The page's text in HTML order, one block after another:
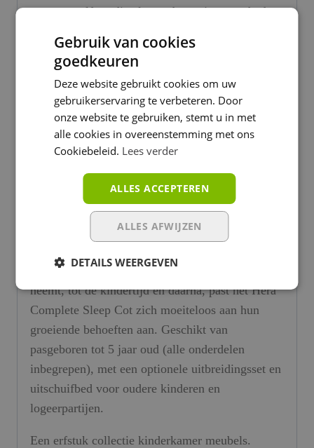
naar zelfstandig slapen, bouw je peuterbed
tot 5 jaar.
ALS HET LEVEN ZICH
ONTVOUWT, OOK GAIA BABY
Markeer het begin van de reis van je baby met
een prachtig echt houten babybedje. Het Gaia
Hera babybed maakt deel uit van een tijdloze,
erfstukcollectie en is ontworpen om met je gezin
te leven en te groeien, tijdens al je meest
waardevolle momenten.
Vanaf het moment dat je je kleintje mee naar huis
neemt, tot de kindertijd en daarna, past het Hera
Complete Sleep Cot zich moeiteloos aan hun
groeiende behoeften aan. Geschikt van
pasgeboren tot 5 jaar oud (alle onderdelen
inbegrepen), met een optionele uitbreidingsset en
uitschuifbed voor oudere kinderen en
logeerpartijen.
Een erfstuk collectie kinderkamer meubels.
Gebruik van cookies
goedkeuren
Deze website gebruikt cookies om uw
gebruikerservaring te verbeteren. Door
onze website te gebruiken, stemt u in met
alle cookies in overeenstemming met ons
Cookiebeleid. Lees verder
ALLES ACCEPTEREN
ALLES AFWIJZEN
DETAILS WEERGEVEN